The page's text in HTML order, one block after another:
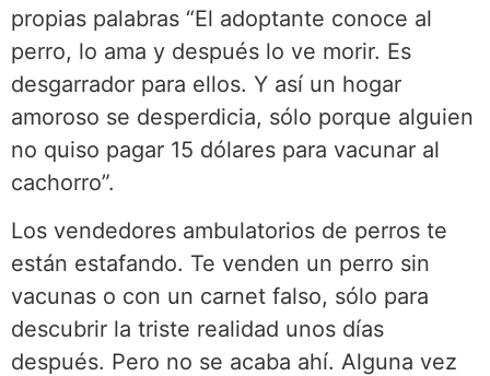
propias palabras “El adoptante conoce al
perro, lo ama y después lo ve morir. Es
desgarrador para ellos. Y así un hogar
amoroso se desperdicia, sólo porque alguien
no quiso pagar 15 dólares para vacunar al
cachorro”.
Los vendedores ambulatorios de perros te
están estafando. Te venden un perro sin
vacunas o con un carnet falso, sólo para
descubrir la triste realidad unos días
después. Pero no se acaba ahí. Alguna vez